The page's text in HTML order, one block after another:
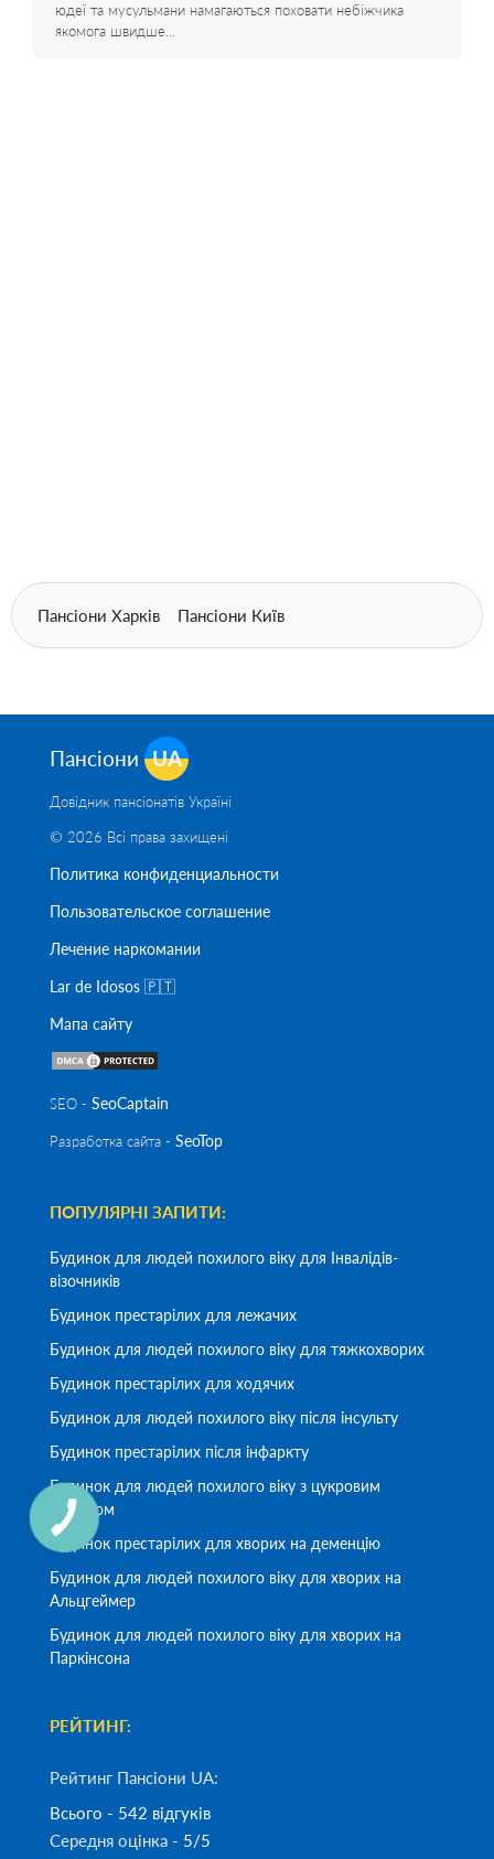
юдеї та мусульмани намагаються поховати небіжчика
якомога швидше…
Пансіони Харків Пансіони Київ
Пансіони UA
Довідник пансіонатів Україні
© 2026 Всі права захищені
Политика конфиденциальности
Пользовательское соглашение
Лечение наркомании
Lar de Idosos 🇵🇹
Мапа сайту
SEO - SeoСaptain
Разработка сайта - SeoTop
ПОПУЛЯРНІ ЗАПИТИ:
Будинок для людей похилого віку для Інвалідів-
візочників
Будинок престарілих для лежачих
Будинок для людей похилого віку для тяжкохворих
Будинок престарілих для ходячих
Будинок для людей похилого віку після інсульту
Будинок престарілих після інфаркту
Будинок для людей похилого віку з цукровим
діабетом
Будинок престарілих для хворих на деменцію
Будинок для людей похилого віку для хворих на
Альцгеймер
Будинок для людей похилого віку для хворих на
Паркінсона
РЕЙТИНГ:
Рейтинг Пансіони UA:
Всього - 542 відгуків
Середня оцінка - 5/5